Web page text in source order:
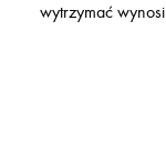
wytrzymać wynosi